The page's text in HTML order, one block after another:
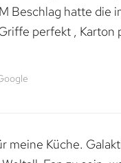
Beschlag hatte die
perfekt , Karton
meine Küche.